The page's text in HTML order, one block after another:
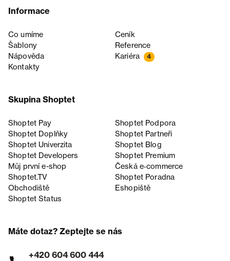
Informace
Co umíme
Ceník
Šablony
Reference
Nápověda
Kariéra 4
Kontakty
Skupina Shoptet
Shoptet Pay
Shoptet Podpora
Shoptet Doplňky
Shoptet Partneři
Shoptet Univerzita
Shoptet Blog
Shoptet Developers
Shoptet Premium
Můj první e-shop
Česká e‑commerce
Shoptet.TV
Shoptet Poradna
Obchodiště
Eshopiště
Shoptet Status
Máte dotaz? Zeptejte se nás
+420 604 600 444